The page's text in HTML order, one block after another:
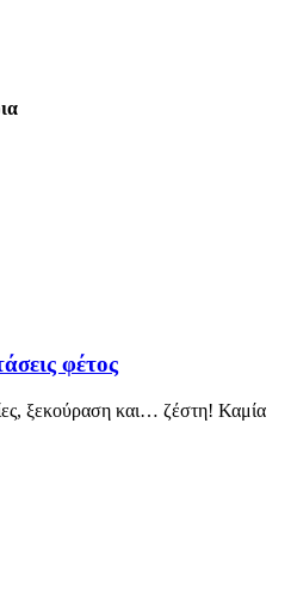
φέτος
ξεκούραση και… ζέστη! Καμία